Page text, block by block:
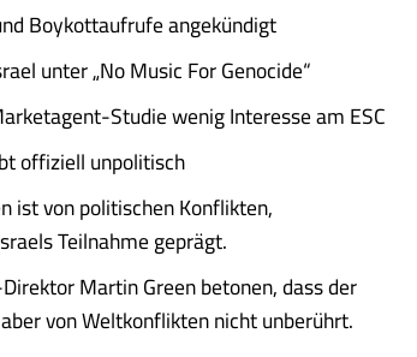
Boykottaufrufe angekündigt
unter „No Music For Genocide“
Studie wenig Interesse am ESC
offiziell unpolitisch
ist von politischen Konflikten,
Teilnahme geprägt.
Martin Green betonen, dass der
von Weltkonflikten nicht unberührt.